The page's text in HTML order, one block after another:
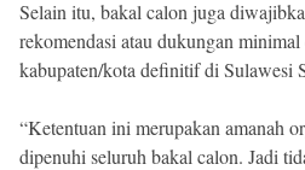
Selain itu, bakal calon juga
rekomendasi atau dukungan
kabupaten/kota definitif di Sulawesi
“Ketentuan ini merupakan amanah
dipenuhi seluruh bakal calon. Jadi